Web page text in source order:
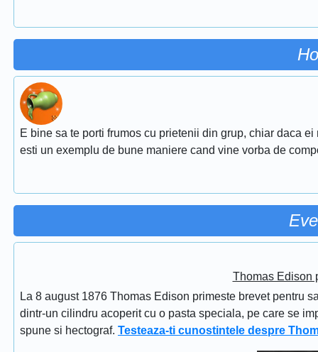
E bine sa te porti frumos cu prietenii din grup, chiar daca
esti un exemplu de bune maniere cand vine vorba de
Thomas Edison
La 8 august 1876 Thomas Edison primeste brevet pentru
dintr-un cilindru acoperit cu o pasta speciala, pe care se
spune si hectograf. Testeaza-ti cunostintele despre